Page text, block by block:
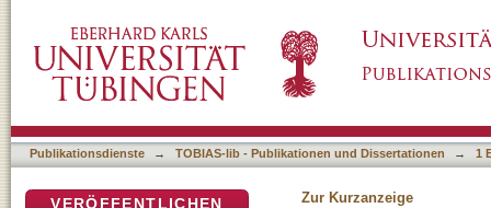
the 19th Century
Publikationsdienste → TOBIAS-lib - Publikationen und Dissertationen → 1
Zur Kurzanzeige
VERÖFFENTLICHEN